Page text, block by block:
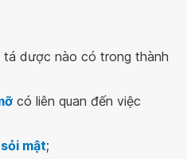
dược nào có trong thành
có liên quan đến việc
sỏi mật;